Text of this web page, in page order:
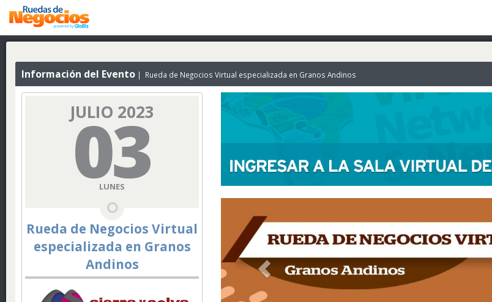
Información del Evento Rueda de Negocios Virtual especializada en Granos Andinos
JULIO 2023
03
LUNES
Rueda de Negocios Virtual
especializada en Granos
Andinos